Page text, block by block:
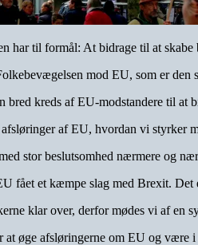
har til formål: At bidrage til at
mod EU, som er den
bred kreds af EU-modstandere til at
af EU, hvordan vi styrker
stor beslutsomhed nærmere og
fået et kæmpe slag med Brexit.
klar over, derfor mødes vi af en
at øge afsløringerne om EU og være